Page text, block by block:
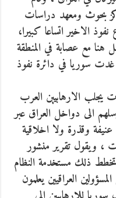
باخبار مراكز بحوث ومعهد دراسات
الاخير اتساعا كبيرا،
هنا مع عصابة في المنطقة
غدت سوريا في دائرة نفوذ
الارهابيين العرب
الى دواخل العراق عبر
وقذرة ولا اخلاقية
، ويقول تقرير منشور
تخطط ذلك مستخدمة النظام
العراقيين يعلمون